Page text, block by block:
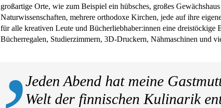
großartige Orte, wie zum Beispiel ein hübsches, großes
Naturwissenschaften, mehrere orthodoxe Kirchen, jede auf ihre
für alle kreativen Leute und Bücherliebhaber:innen eine dreistöckige
Bücherregalen, Studierzimmern, 3D-Druckern, Nähmaschinen und
Jeden Abend hat meine
Welt der finnischen Kulinarik